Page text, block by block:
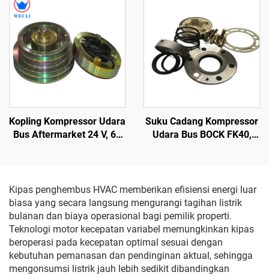
Aksesori Kendaraan
Berpendingin
Kopling Kompressor Udara
Bus Aftermarket 24 V, 60
Suku Cadang Kompressor
Udara Bus BOCK FK40,
Kipas penghembus HVAC memberikan efisiensi energi luar
biasa yang secara langsung mengurangi tagihan listrik
bulanan dan biaya operasional bagi pemilik properti.
Teknologi motor kecepatan variabel memungkinkan kipas
beroperasi pada kecepatan optimal sesuai dengan
kebutuhan pemanasan dan pendinginan aktual, sehingga
mengonsumsi listrik jauh lebih sedikit dibandingkan